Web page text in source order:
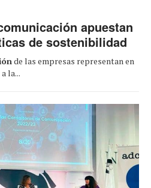
apuestan
de sostenibilidad
de las empresas representan en
la...